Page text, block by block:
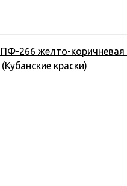
266 желто-коричневая
(Кубанские краски)